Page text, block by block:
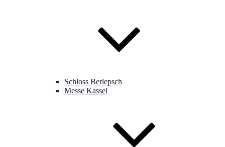
Schloss Berlepsch
Messe Kassel